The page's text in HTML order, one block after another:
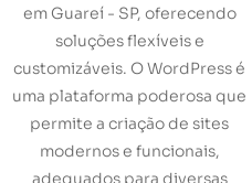
em Guareí - SP, oferecendo
soluções flexíveis e
customizáveis. O WordPress é
uma plataforma poderosa que
permite a criação de sites
modernos e funcionais,
adequados para diversas